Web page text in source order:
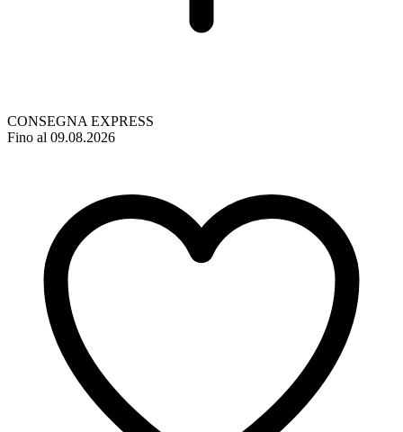
CONSEGNA EXPRESS
Fino al 09.08.2026